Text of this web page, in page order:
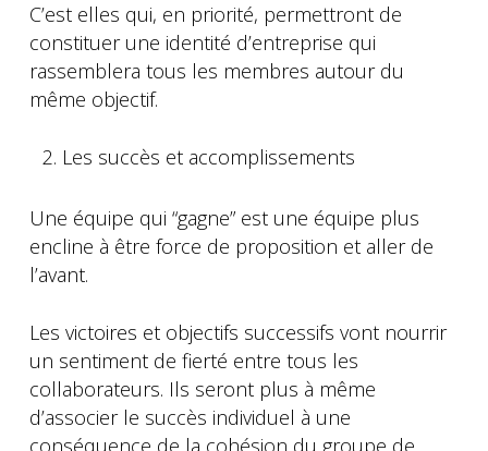
C’est elles qui, en priorité, permettront de
constituer une identité d’entreprise qui
rassemblera tous les membres autour du
même objectif.
Les succès et accomplissements
Une équipe qui “gagne” est une équipe plus
encline à être force de proposition et aller de
l’avant.
Les victoires et objectifs successifs vont nourrir
un sentiment de fierté entre tous les
collaborateurs. Ils seront plus à même
d’associer le succès individuel à une
conséquence de la cohésion du groupe de